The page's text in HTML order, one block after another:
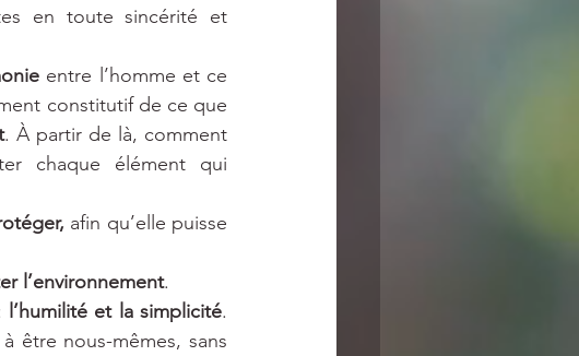
en toute sincérité et
entre l’homme et ce
constitutif de ce que
. À partir de là, comment
chaque élément qui
afin qu’elle puisse
l’environnement.
l’humilité et la simplicité.
être nous-mêmes, sans